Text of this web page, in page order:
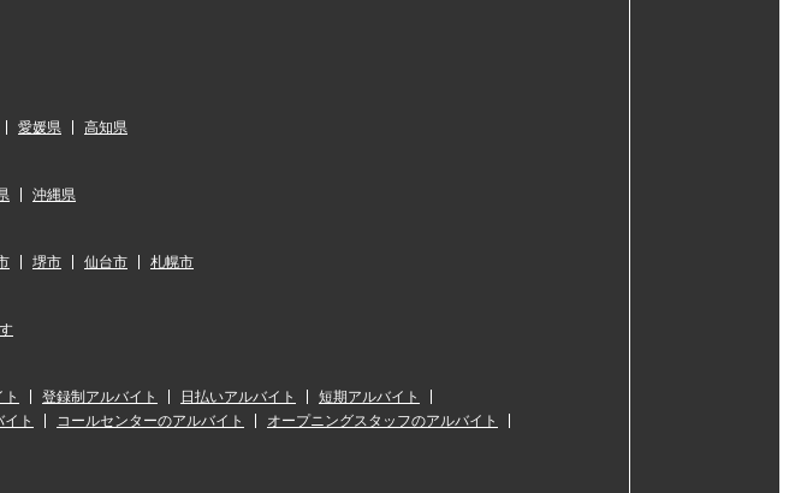
愛媛県 高知県
沖縄県
堺市 仙台市 札幌市
登録制アルバイト 日払いアルバイト
短期アルバイト
ト コールセンターのアルバイト
オープニングスタッフのアルバイト